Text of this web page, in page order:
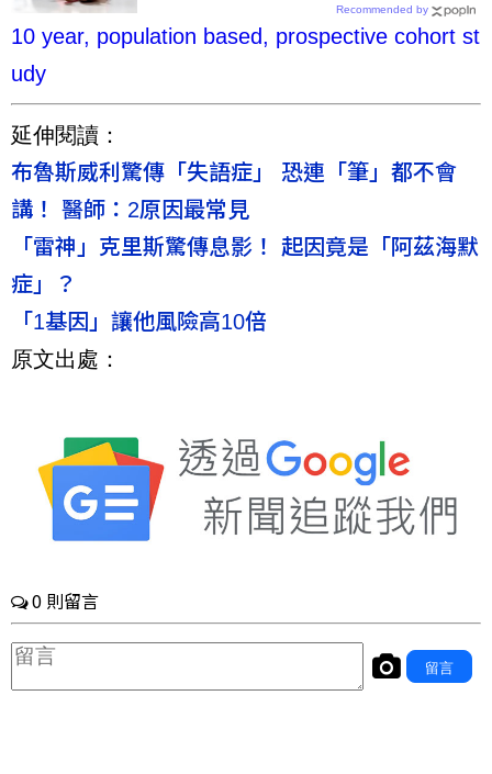
Recommended by
10 year, population based, prospective cohort st
udy
延伸閱讀：
布魯斯威利驚傳「失語症」 恐連「筆」都不會
講！ 醫師：2原因最常見
「雷神」克里斯驚傳息影！ 起因竟是「阿茲海默
症」？
「1基因」讓他風險高10倍
原文出處：